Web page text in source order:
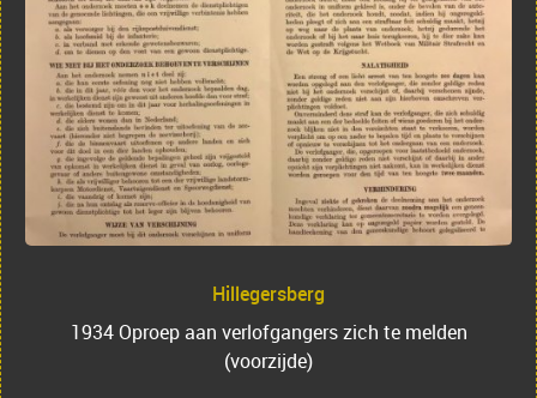
Hillegersberg
1934 Oproep aan verlofgangers zich te melden
(voorzijde)